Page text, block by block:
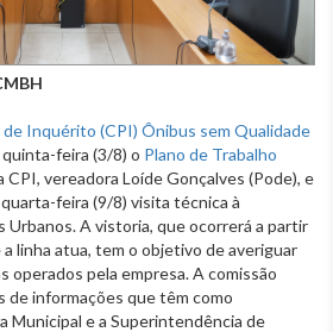
Inquérito (CPI) Ônibus sem Qualidade
feira (3/8) o Plano de Trabalho
vereadora Loíde Gonçalves (Pode), e
feira (9/8) visita técnica à
A vistoria, que ocorrerá a partir
linha atua, tem o objetivo de averiguar
operados pela empresa. A comissão
de informações que têm como
Municipal e a Superintendência de